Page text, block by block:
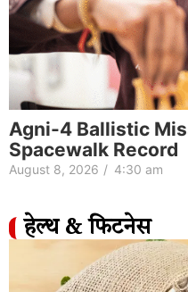
Agni-4 Ballistic
Spacewalk Record
August 8, 2026 / 4:30 am
हेल्थ & फिटनेस